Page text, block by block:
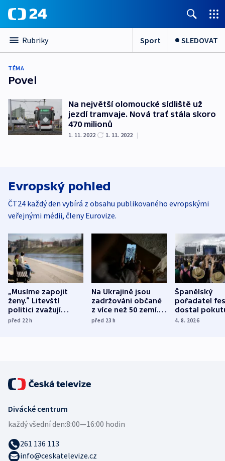
Rubriky Sport SLEDOVAT
TÉMA
Povel
Na největší olomoucké sídliště už
jezdí tramvaje. Nová trať stála skoro
470 milionů
1. 11. 2022 1. 11. 2022 |
Evropský pohled
ČT24 každý den vybírá z obsahu publikovaného evropskými
veřejnými médii, členy Eurovize.
„Musíme zapojit
ženy.“ Litevští
politici zvažují
dohodu o
před 22h
Na Ukrajině jsou
zadržováni občané
z více než 50 zemí.
Bojovali na straně
před 23h
Španělský
pořadatel
dostal
nekalé
4. 8. 2026
Divácké centrum
každý všední den:8:00—16:00 hodin
261 136 113
info@ceskatelevize.cz